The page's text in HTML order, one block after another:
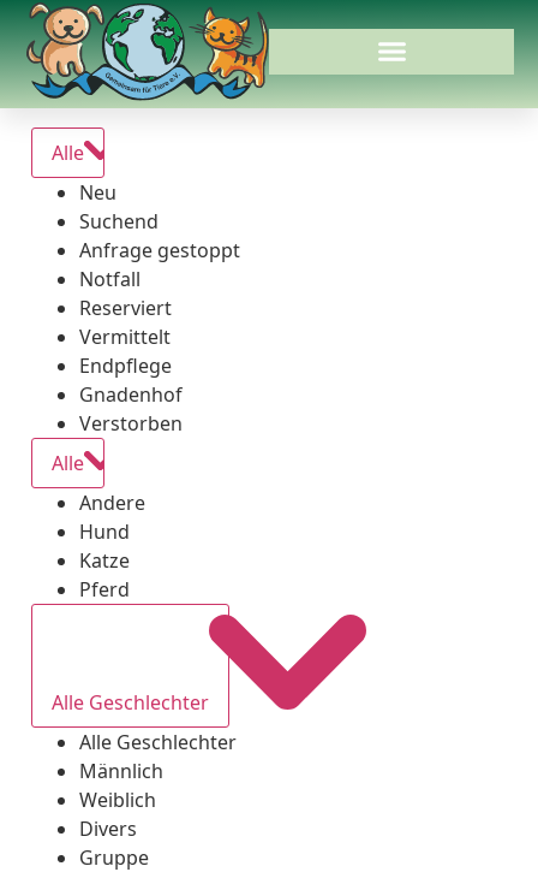
Alle
Neu
Suchend
Anfrage gestoppt
Notfall
Reserviert
Vermittelt
Endpflege
Gnadenhof
Verstorben
Alle
Andere
Hund
Katze
Pferd
Alle Geschlechter
Alle Geschlechter
Männlich
Weiblich
Divers
Gruppe